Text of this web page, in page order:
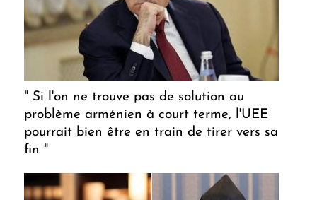
" Si l'on ne trouve pas de solution au
problème arménien à court terme, l'UEE
pourrait bien être en train de tirer vers sa
fin "